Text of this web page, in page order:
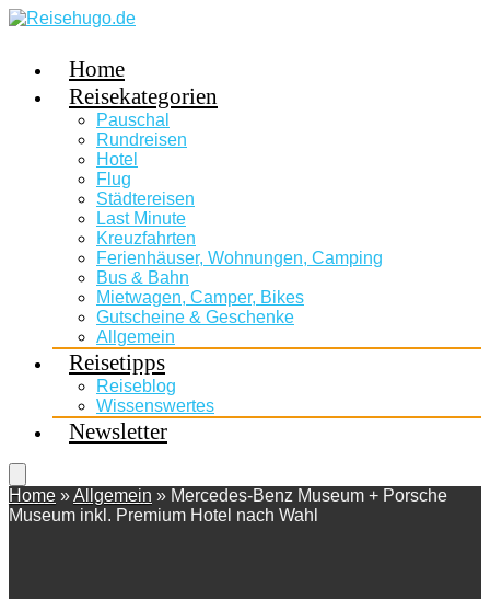
Home
Reisekategorien
Pauschal
Rundreisen
Hotel
Flug
Städtereisen
Last Minute
Kreuzfahrten
Ferienhäuser, Wohnungen, Camping
Bus & Bahn
Mietwagen, Camper, Bikes
Gutscheine & Geschenke
Allgemein
Reisetipps
Reiseblog
Wissenswertes
Newsletter
Home »Allgemein » Mercedes-Benz Museum + Porsche
Museum inkl. Premium Hotel nach Wahl